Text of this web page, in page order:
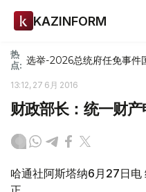
KAZINFORM
热
点: 选举-2026总统府任免事件
13:12, 27 6月 2016
财政部长：统一财
哈通社阿斯塔纳6月27日电